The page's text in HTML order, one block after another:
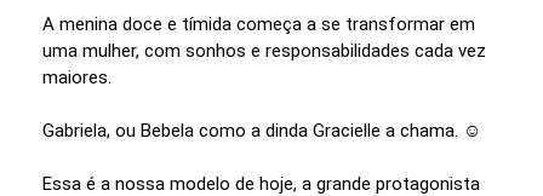
A menina doce e tímida começa a se transformar em
uma mulher, com sonhos e responsabilidades cada vez
maiores.
Gabriela, ou Bebela como a dinda Gracielle a chama. ☺️
Essa é a nossa modelo de hoje, a grande protagonista